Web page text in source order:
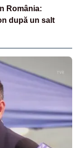
România:
după un salt